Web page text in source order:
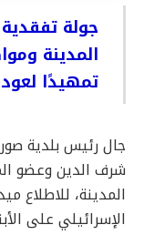
جولة
المدينة
تمهيدًا
جال رئيس بلدية
شرف الدين وعضو
المدينة، للاطلاع
الإسرائيلي على